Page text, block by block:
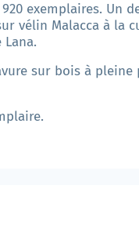
exemplaires. Un
vélin Malacca à la
sur bois à pleine